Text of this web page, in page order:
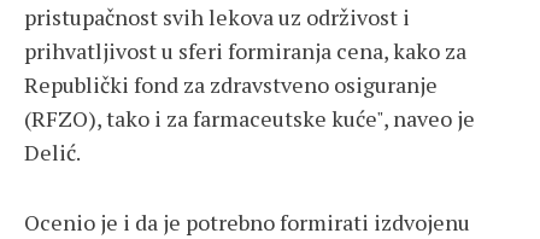
pristupačnost svih lekova uz održivost i
prihvatljivost u sferi formiranja cena, kako za
Republički fond za zdravstveno osiguranje
(RFZO), tako i za farmaceutske kuće", naveo je
Delić.
Ocenio je i da je potrebno formirati izdvojenu